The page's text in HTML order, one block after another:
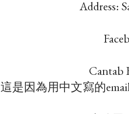
​Address:
Cantab
這是因為用中文寫的